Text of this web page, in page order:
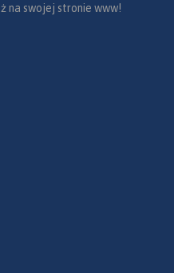
na swojej stronie www!